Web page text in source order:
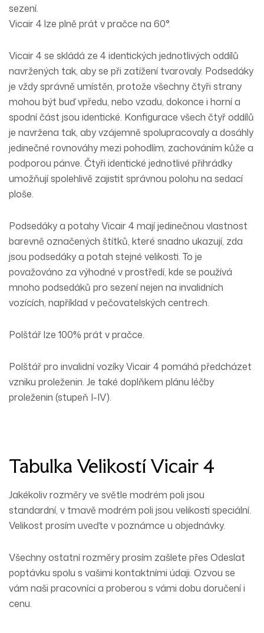
sezení.
Vicair 4 lze plně prát v pračce na 60°.
Vicair 4 se skládá ze 4 identických jednotlivých oddílů
navržených tak, aby se při zatížení tvarovaly. Podsedáky
je vždy správně umístěn, protože všechny čtyři strany
mohou být buď vpředu, nebo vzadu, dokonce i horní a
spodní část jsou identické. Konfigurace všech čtyř oddílů
je navržena tak, aby vzájemně spolupracovaly a dosáhly
jedinečné rovnováhy mezi pohodlím, zachováním kůže a
podporou pánve. Čtyři identické jednotlivé přihrádky
umožňují spolehlivě zajistit správnou polohu na sedací
ploše.
Podsedáky a potahy Vicair 4 mají jedinečnou vlastnost
barevně označených štítků, které snadno ukazují, zda
jsou podsedáky a potah stejné velikosti. To je
považováno za výhodné v prostředí, kde se používá
mnoho podsedáků pro sezení nejen na invalidních
vozících, například v pečovatelských centrech.
Polštář lze 100% prát v pračce.
Polštář pro invalidní vozíky Vicair 4 pomáhá předcházet
vzniku proleženin. Je také doplňkem plánu léčby
proleženin (stupeň I-IV).
Tabulka Velikostí Vicair 4
Jakékoliv rozměry ve světle modrém poli jsou
standardní, v tmavě modrém poli jsou velikosti speciální.
Velikost prosím uveďte v poznámce u objednávky.
Všechny ostatní rozměry prosím zašlete přes Odeslat
poptávku spolu s vašimi kontaktními údaji. Ozvou se
vám naši pracovníci a proberou s vámi dobu doručení i
cenu.